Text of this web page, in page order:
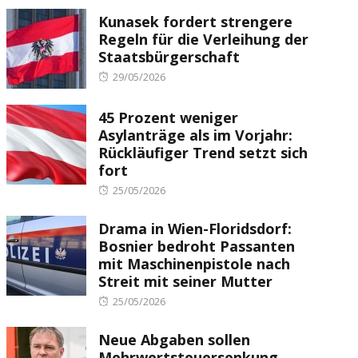
Kunasek fordert strengere
Regeln für die Verleihung der
Staatsbürgerschaft
Posted
29/05/2026
45 Prozent weniger
Asylanträge als im Vorjahr:
Rückläufiger Trend setzt sich
fort
Posted
25/05/2026
Drama in Wien-Floridsdorf:
Bosnier bedroht Passanten
mit Maschinenpistole nach
Streit mit seiner Mutter
Posted
25/05/2026
Neue Abgaben sollen